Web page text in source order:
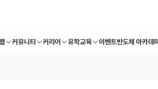
커뮤니티 커리어 유학교육 이벤트반도체 아카데미